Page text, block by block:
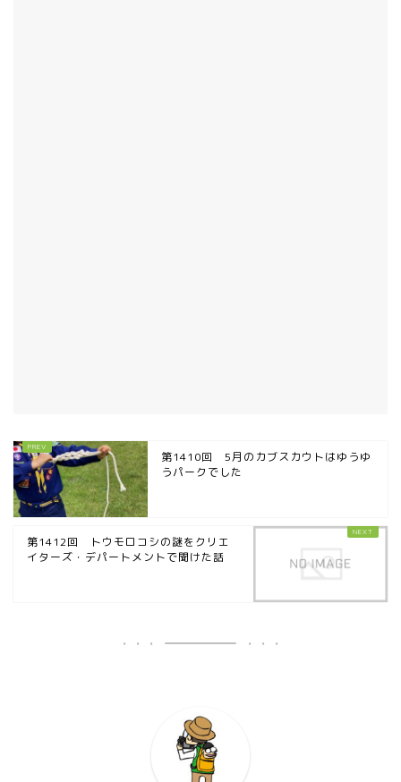
第1410回 5月のカブスカウトはゆうゆ
うパークでした
第1412回 トウモロコシの謎をクリエ
イターズ・デパートメントで聞けた話